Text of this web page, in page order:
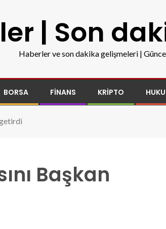
| Son
Haberler ve son dakika gelişmeleri |
BORSA FINANS KRIPTO
Başkan